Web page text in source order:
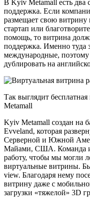
В Kyiv Metamall есть два
поддержка. Если
размещает свою витрину
стартап или
помощь, то витрина
поддержка. Именно туда
международные,
дублировать на
Так выглядит
Metamall
Kyiv Metamall создан на
Evveland, которая
Серверной и Южной
Майами, США. Команда
работу, чтобы мы могли
виртуальные витрины.
view. Благодаря нему
витрину даже с
загрузки «тяжелой» 3D